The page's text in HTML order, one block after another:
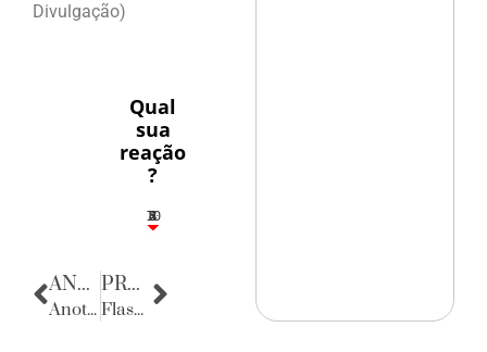
Divulgação)
Qual
sua
reação
?
5
2
4
3
10
ANTERIOR
Anotações do Cotidiano
PRÓXIMA
Flashes